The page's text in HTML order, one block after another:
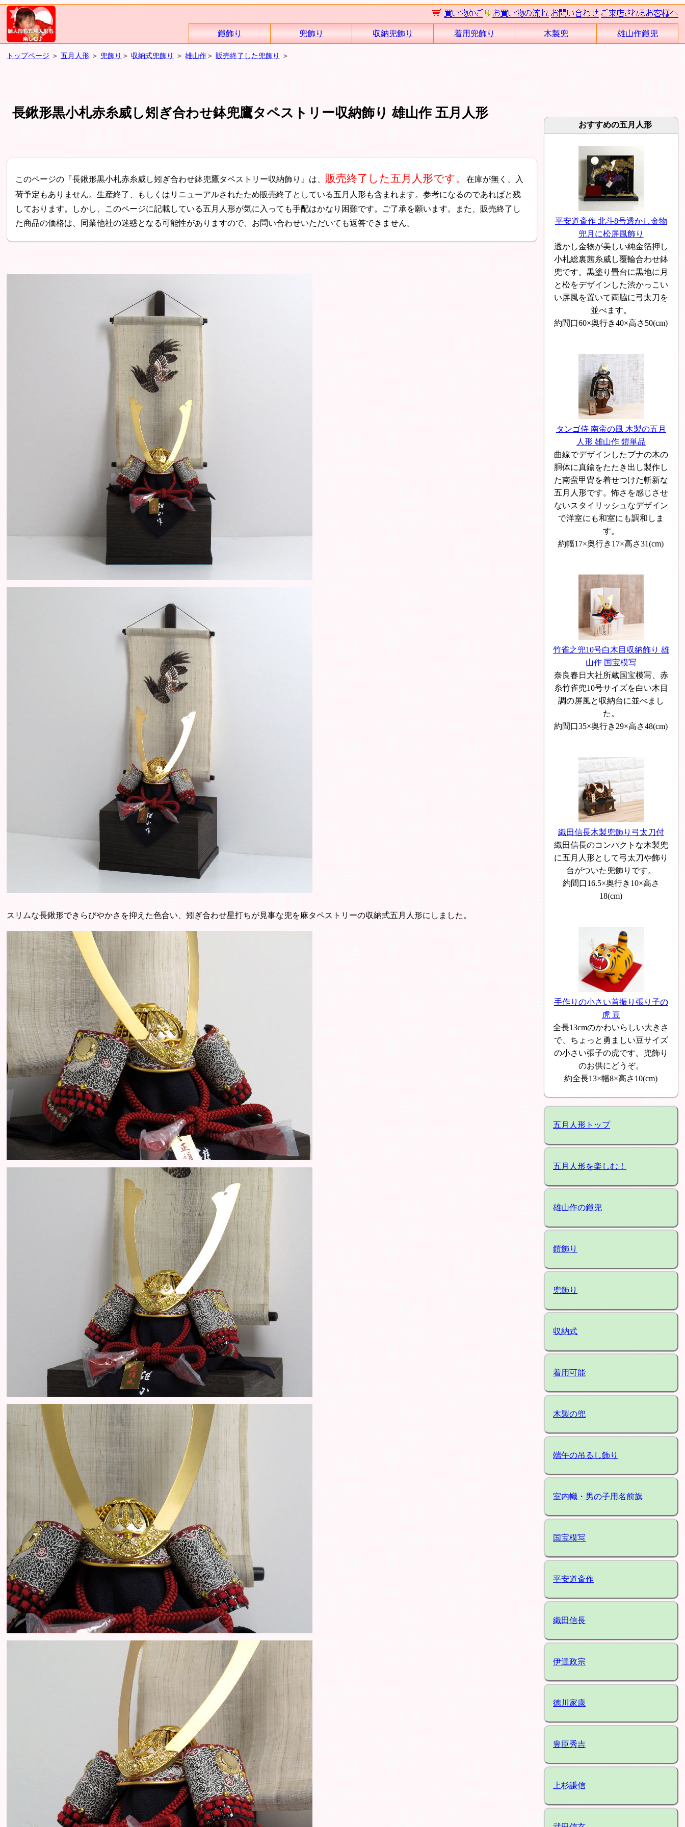
鎧飾り 兜飾り 収納兜飾り 着用兜飾り 木製兜 雄山作鎧兜
トップページ ＞五月人形 ＞ 兜飾り ＞ 収納式兜飾り ＞雄山作＞販売終了した兜飾り ＞
長鍬形黒小札赤糸威し矧ぎ合わせ鉢兜鷹タペストリー収納飾り 雄山作 五月人形
このページの『長鍬形黒小札赤糸威し矧ぎ合わせ鉢兜鷹タペストリー収納飾り』は、 販売終了した五月人形です。在庫が無く、入
荷予定もありません。生産終了、もしくはリニューアルされたため販売終了としている五月人形も含まれます。参考になるのであればと残
しております。しかし、このページに記載している五月人形が気に入っても手配はかなり困難です。ご了承を願います。また、販売終了し
た商品の価格は、同業他社の迷惑となる可能性がありますので、お問い合わせいただいても返答できません。
スリムな長鍬形できらびやかさを抑えた色合い、矧ぎ合わせ星打ちが見事な兜を麻タペストリーの収納式五月人形にしました。
おすすめの五月人形
平安道斎作 北斗8号透かし金物
兜月に松屏風飾り
透かし金物が美しい純金箔押し
小札総裏茜糸威し覆輪合わせ鉢
兜です。黒塗り畳台に黒地に月
と松をデザインした渋かっこい
い屏風を置いて両脇に弓太刀を
並べます。
約間口60×奥行き40×高さ50(cm)
タンゴ侍 南蛮の風 木製の五月
人形 雄山作 鎧単品
曲線でデザインしたブナの木の
胴体に真鍮をたたき出し製作し
た南蛮甲冑を着せつけた斬新な
五月人形です。怖さを感じさせ
ないスタイリッシュなデザイン
で洋室にも和室にも調和しま
す。
約幅17×奥行き17×高さ31(cm)
竹雀之兜10号白木目収納飾り 雄
山作 国宝模写
奈良春日大社所蔵国宝模写、赤
糸竹雀兜10号サイズを白い木目
調の屏風と収納台に並べまし
た。
約間口35×奥行き29×高さ48(cm)
織田信長木製兜飾り弓太刀付
織田信長のコンパクトな木製兜
に五月人形として弓太刀や飾り
台がついた兜飾りです。
約間口16.5×奥行き10×高さ
18(cm)
手作りの小さい首振り張り子の
虎 豆
全長13cmのかわいらしい大きさ
で、ちょっと勇ましい豆サイズ
の小さい張子の虎です。兜飾り
のお供にどうぞ。
約全長13×幅8×高さ10(cm)
五月人形トップ
五月人形を楽しむ！
雄山作の鎧兜
鎧飾り
兜飾り
収納式
着用可能
木製の兜
端午の吊るし飾り
室内幟・男の子用名前旗
国宝模写
平安道斎作
織田信長
伊達政宗
徳川家康
豊臣秀吉
上杉謙信